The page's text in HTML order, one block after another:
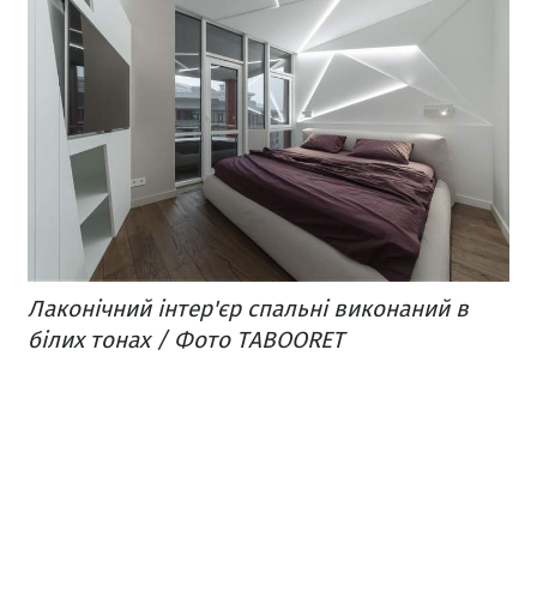
Лаконічний інтер'єр спальні виконаний в
білих тонах / Фото TABOORET